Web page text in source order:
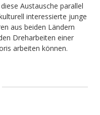
Austausche parallel
interessierte junge
aus beiden Ländern
Dreharbeiten einer
arbeiten können.